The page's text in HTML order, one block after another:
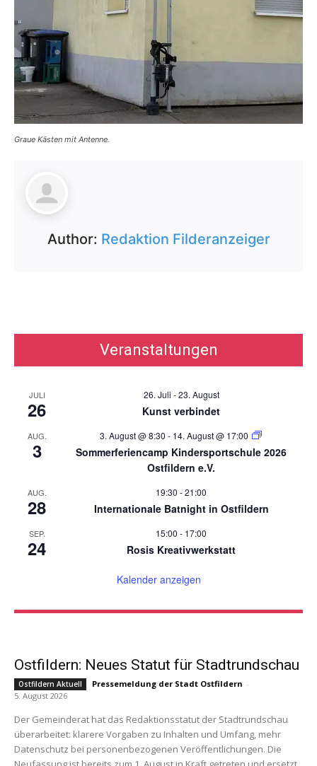
Graue Kästen mit Antenne.
Author: Redaktion Filderanzeiger
Veranstaltungen
JULI
26
26. Juli -23. August
Kunst verbindet
AUG.
3
3. August @ 8:30 - 14. August @ 17:00
Sommerferiencamp Kindersportschule 2026
Ostfildern e.V.
AUG.
28
19:30 -21:00
Internationale Batnight in Ostfildern
SEP.
24
15:00 - 17:00
Rosis Kreativwerkstatt
Kalender anzeigen
Ostfildern: Neues Statut für Stadtrundschau
Ostfildern Aktuell Pressemeldung der Stadt Ostfildern -
5. August 2026
Der Gemeinderat hat das Redaktionsstatut der Stadtrundschau
überarbeitet: klarere Vorgaben zu Inhalten und Umfang, mehr
Datenschutz bei personenbezogenen Veröffentlichungen. Die